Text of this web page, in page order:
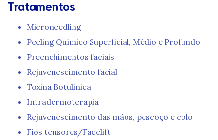
Tratamentos
Microneedling
Peeling Químico Superficial, Médio e Profundo
Preenchimentos faciais
Rejuvenescimento facial
Toxina Botulínica
Intradermoterapia
Rejuvenescimento das mãos, pescoço e colo
Fios tensores/Facelift